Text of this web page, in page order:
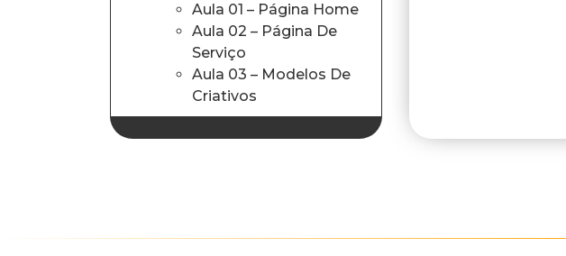
Aula 01 – Página Home
Aula 02 – Página De
Serviço
Aula 03 – Modelos De
Criativos